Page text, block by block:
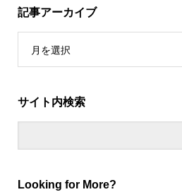
記事アーカイブ
月を選択
サイト内検索
Looking for More?